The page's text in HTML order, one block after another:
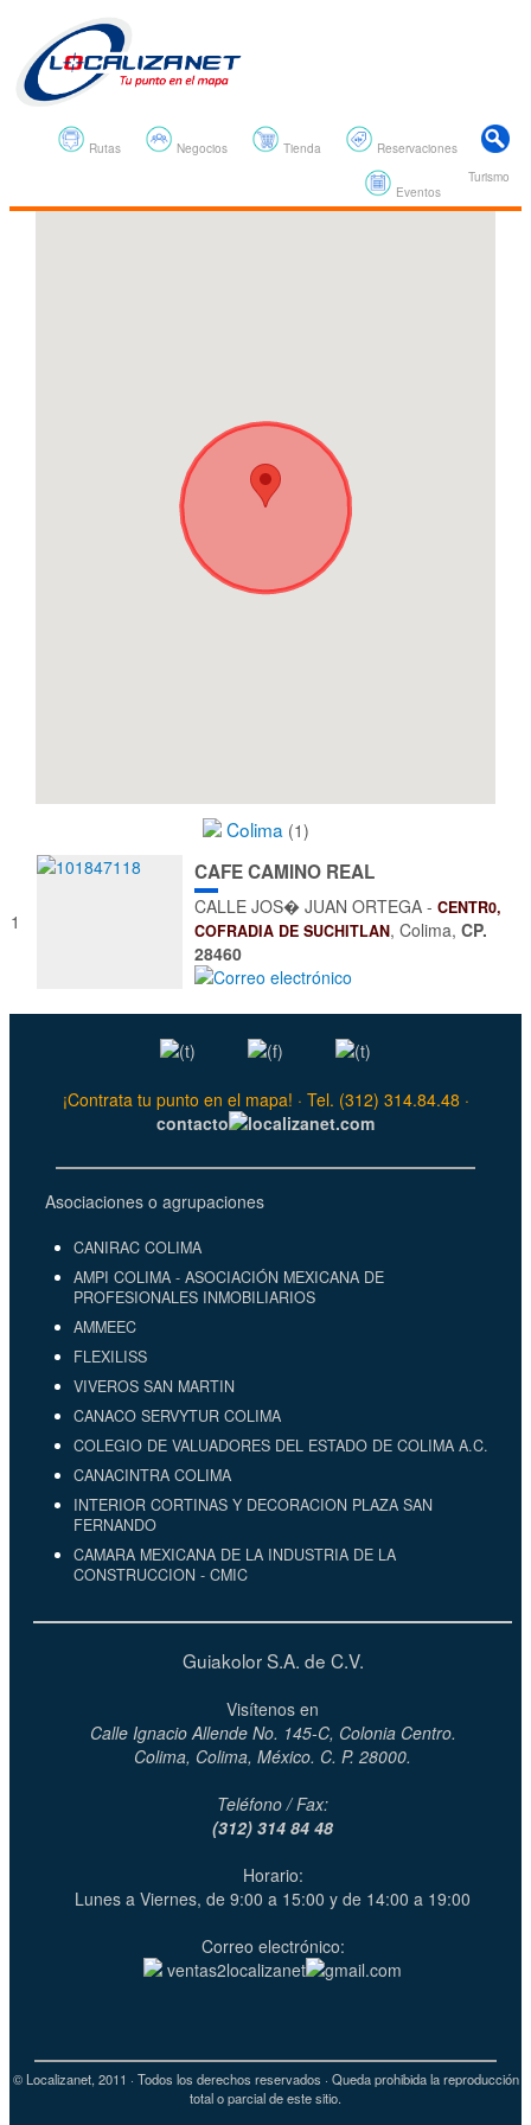
Reservaciones
Tienda
Negocios
Rutas
Turismo
Eventos
Colima (1)
1
CAFE CAMINO REAL
CALLE JOS� JUAN ORTEGA - CENTR0,
COFRADIA DE SUCHITLAN, Colima, CP.
28460
¡Contrata tu punto en el mapa! · Tel. (312) 314.84.48 ·
contacto
localizanet.com
Asociaciones o agrupaciones
CANIRAC COLIMA
AMPI COLIMA - ASOCIACIÓN MEXICANA DE
PROFESIONALES INMOBILIARIOS
AMMEEC
FLEXILISS
VIVEROS SAN MARTIN
CANACO SERVYTUR COLIMA
COLEGIO DE VALUADORES DEL ESTADO DE COLIMA A.C.
CANACINTRA COLIMA
INTERIOR CORTINAS Y DECORACION PLAZA SAN
FERNANDO
CAMARA MEXICANA DE LA INDUSTRIA DE LA
CONSTRUCCION - CMIC
Guiakolor S.A. de C.V.
Visítenos en
Calle Ignacio Allende No. 145-C, Colonia Centro.
Colima, Colima, México. C. P. 28000.
Teléfono / Fax:
(312) 314 84 48
Horario:
Lunes a Viernes, de 9:00 a 15:00 y de 14:00 a 19:00
Correo electrónico:
ventas2localizanet
gmail.com
© Localizanet, 2011 · Todos los derechos reservados · Queda prohibida la reproducción
total o parcial de este sitio.